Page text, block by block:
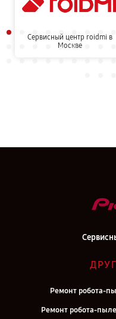
Сервисный центр roidmi в
Москве
Ремонт робота-
Ремонт робота-